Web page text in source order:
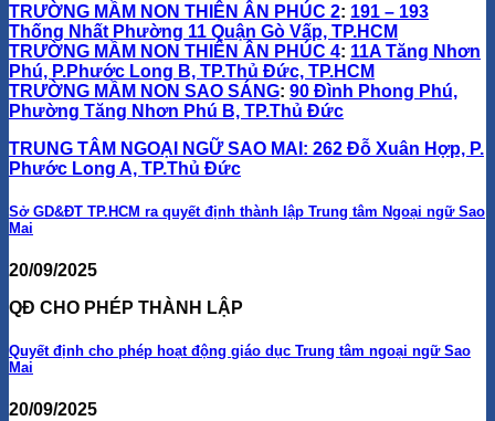
TRƯỜNG MẦM NON THIÊN ÂN PHÚC 2: 191 – 193
Thống Nhất Phường 11 Quận Gò Vấp, TP.HCM
TRƯỜNG MẦM NON THIÊN ÂN PHÚC 4: 11A Tăng Nhơn
Phú, P.Phước Long B, TP.Thủ Đức, TP.HCM
TRƯỜNG MẦM NON SAO SÁNG: 90 Đình Phong Phú,
Phường Tăng Nhơn Phú B, TP.Thủ Đức
TRUNG TÂM NGOẠI NGỮ SAO MAI: 262 Đỗ Xuân Hợp, P.
Phước Long A, TP.Thủ Đức
Sở GD&ĐT TP.HCM ra quyết định thành lập Trung tâm Ngoại ngữ Sao
Mai
20/09/2025
QĐ CHO PHÉP THÀNH LẬP
Quyết định cho phép hoạt động giáo dục Trung tâm ngoại ngữ Sao
Mai
20/09/2025